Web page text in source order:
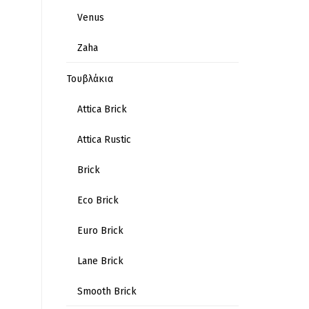
Venus
Zaha
Τουβλάκια
Attica Brick
Attica Rustic
Brick
Eco Brick
Euro Brick
Lane Brick
Smooth Brick